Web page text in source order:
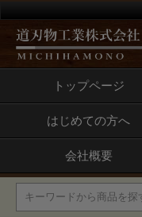
トップページ
はじめての方へ
会社概要